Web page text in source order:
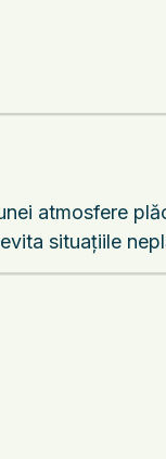
atmosfere
situațiile